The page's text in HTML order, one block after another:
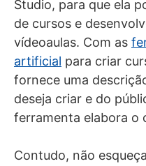
Studio, para que ela
de cursos e
vídeoaulas. Com as
artificial para criar
fornece uma
deseja criar e do
ferramenta elabora o
Contudo, não